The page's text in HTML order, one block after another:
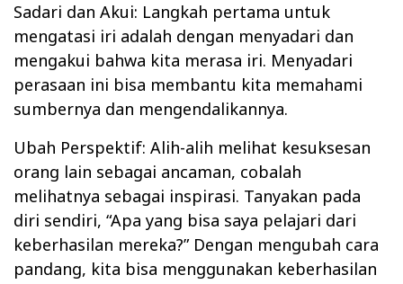
Sadari dan Akui: Langkah pertama untuk
mengatasi iri adalah dengan menyadari dan
mengakui bahwa kita merasa iri. Menyadari
perasaan ini bisa membantu kita memahami
sumbernya dan mengendalikannya.
Ubah Perspektif: Alih-alih melihat kesuksesan
orang lain sebagai ancaman, cobalah
melihatnya sebagai inspirasi. Tanyakan pada
diri sendiri, “Apa yang bisa saya pelajari dari
keberhasilan mereka?” Dengan mengubah cara
pandang, kita bisa menggunakan keberhasilan